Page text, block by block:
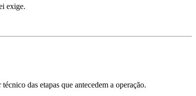
exige.
das etapas que antecedem a operação.